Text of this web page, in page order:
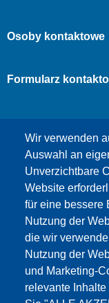
Wir verwenden
Auswahl an
Unverzichtbare
Website
für eine bessere
Nutzung der
die wir
Nutzung der
und Marketing-
relevante
Osoby kontaktowe
Formularz
Dieser Inhalt
NUR